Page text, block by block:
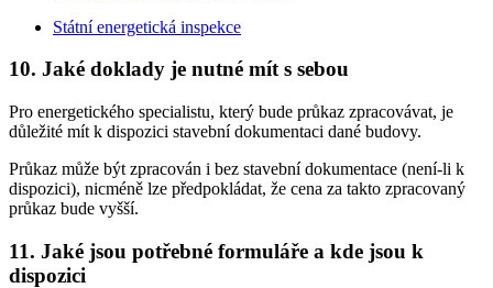
Státní energetická inspekce
10. Jaké doklady je nutné mít s sebou
Pro energetického specialistu, který bude průkaz zpracovávat, je
důležité mít k dispozici stavební dokumentaci dané budovy.
Průkaz může být zpracován i bez stavební dokumentace (není-li k
dispozici), nicméně lze předpokládat, že cena za takto zpracovaný
průkaz bude vyšší.
11. Jaké jsou potřebné formuláře a kde jsou k
dispozici